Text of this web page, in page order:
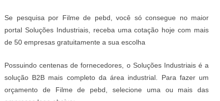
Se pesquisa por Filme de pebd, você só consegue no maior
portal Soluções Industriais, receba uma cotação hoje com mais
de 50 empresas gratuitamente a sua escolha
Possuindo centenas de fornecedores, o Soluções Industriais é a
solução B2B mais completo da área industrial. Para fazer um
orçamento de Filme de pebd, selecione uma ou mais das